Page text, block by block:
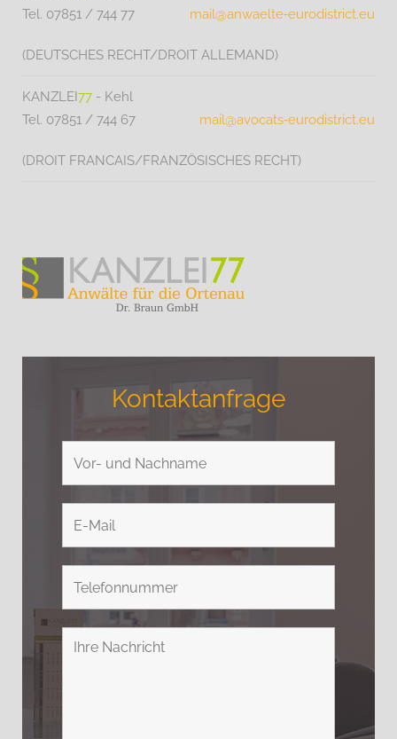
Tel. 07851 / 744 77
mail@anwaelte‑eurodistrict.eu
(DEUTSCHES RECHT/DROIT ALLEMAND)
KANZLEI77 - Kehl
Tel. 07851 / 744 67
mail@avocats‑eurodistrict.eu
(DROIT FRANCAIS/FRANZÖSISCHES RECHT)
Kontaktanfrage